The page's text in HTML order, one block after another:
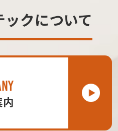
ックについて